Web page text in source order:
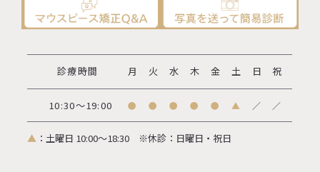
診療時間 月 火 水 木 金 土 日 祝
10:30～19:00 ● ● ● ● ● ▲ ／ ／
▲ ：土曜日 10:00～18:30 ※休診：日曜日・祝日